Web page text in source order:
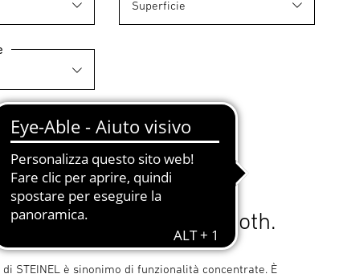
nella rete Bluetooth.
STEINEL è sinonimo di funzionalità concentrate. È